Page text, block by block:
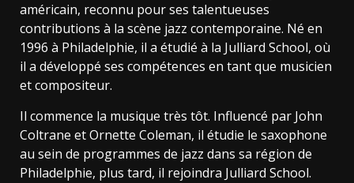
américain, reconnu pour ses talentueuses
contributions à la scène jazz contemporaine. Né en
1996 à Philadelphie, il a étudié à la Julliard School, où
il a développé ses compétences en tant que musicien
et compositeur.
Il commence la musique très tôt. Influencé par John
Coltrane et Ornette Coleman, il étudie le saxophone
au sein de programmes de jazz dans sa région de
Philadelphie, plus tard, il rejoindra Julliard School.